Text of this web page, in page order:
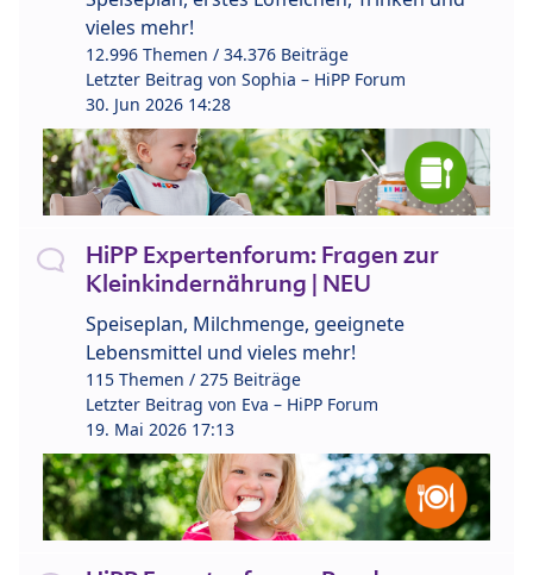
vieles mehr!
12.996 Themen / 34.376 Beiträge
Letzter Beitrag von Sophia – HiPP Forum
30. Jun 2026 14:28
HiPP Expertenforum: Fragen zur
Kleinkindernährung | NEU
Speiseplan, Milchmenge, geeignete
Lebensmittel und vieles mehr!
115 Themen / 275 Beiträge
Letzter Beitrag von Eva – HiPP Forum
19. Mai 2026 17:13